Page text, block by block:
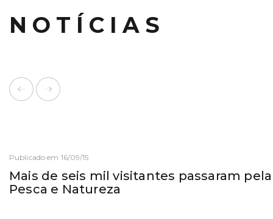
NOTÍCIAS
Publicado em 16/09/15
Mais de seis mil visitantes passaram pela
Pesca e Natureza